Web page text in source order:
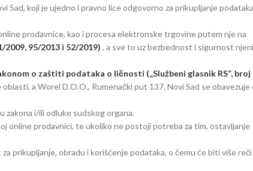
Sad, koji je ujedno i pravno lice odgovorno za prikupljanje
prodavnice, kao i procesa elektronske trgovine putem nje na
2009, 95/2013 i 52/2019) , a sve to uz bezbednost i sigurnost
o zaštiti podataka o ličnosti („Službeni glasnik RS”, broj
a Worel D.O.O., Rumenački put 137, Novi Sad se obavezuje
zakona i/ili odluke sudskog organa.
online prodavnici, te ukoliko ne postoji potreba za tim, ostavljanje
prikupljanje, obradu i korišćenje podataka, o čemu će biti više reči